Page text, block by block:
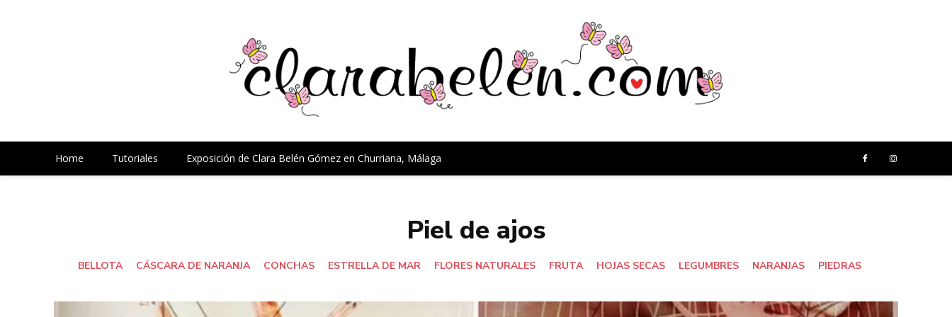
Home Tutoriales Exposición de Clara Belén Gómez en Churriana, Málaga
Piel de ajos
BELLOTA CÁSCARA DE NARANJA CONCHAS ESTRELLA DE MAR FLORES NATURALES FRUTA HOJAS SECAS LEGUMBRES NARANJAS PIEDRAS